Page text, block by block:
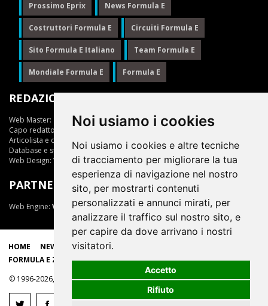
Noi usiamo i cookies
Noi usiamo i cookies e altre tecniche
di tracciamento per migliorare la tua
esperienza di navigazione nel nostro
sito, per mostrarti contenuti
personalizzati e annunci mirati, per
analizzare il traffico sul nostro sito, e
per capire da dove arrivano i nostri
visitatori.
Accetto
Rifiuto
Prossimo Eprix News Formula E
Costruttori Formula E Circuiti Formula E
Sito Formula E Italiano Team Formula E
Mondiale Formula E Formula E
REDAZIONE
Web Master:
Ing.Daniele Muscarella
Capo redattore:
Giuseppe Cianci
Articolista e opinionista:
Giuseppe Cianci
Database e statistiche: Marcella Toschi
Web Design: Vittorio Arena
PARTNER
Web Engine: ViDa 3.0
HOME NEWS LIVE EPRIX
FORMULA E ZONE
© 1996-2026, tutti i marchi appartengono ai rispettivi proprietari